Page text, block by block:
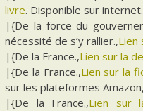
livre. Disponible sur
|{De la force du
nécessité de s’y rallier.,Lien
|{De la France.,Lien sur la
|{De la France.,Lien sur la
sur les plateformes
|{De la France.,Lien sur